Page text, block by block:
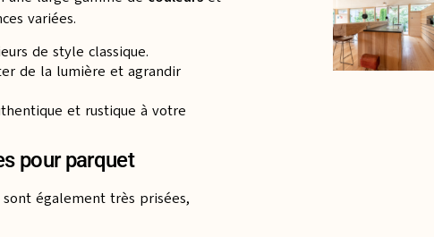
variées.
de style classique.
de la lumière et agrandir
et rustique à votre
pour parquet
également très prisées,